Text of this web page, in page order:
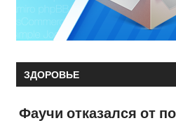
ЗДОРОВЬЕ
Фаучи отказался от